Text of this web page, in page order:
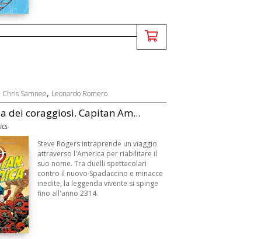
Chris Samnee, Leonardo Romero
dei coraggiosi. Capitan Am...
Steve Rogers intraprende un viaggio
attraverso l'America per riabilitare il
suo nome. Tra duelli spettacolari
contro il nuovo Spadaccino e minacce
inedite, la leggenda vivente si spinge
fino all'anno 2314.